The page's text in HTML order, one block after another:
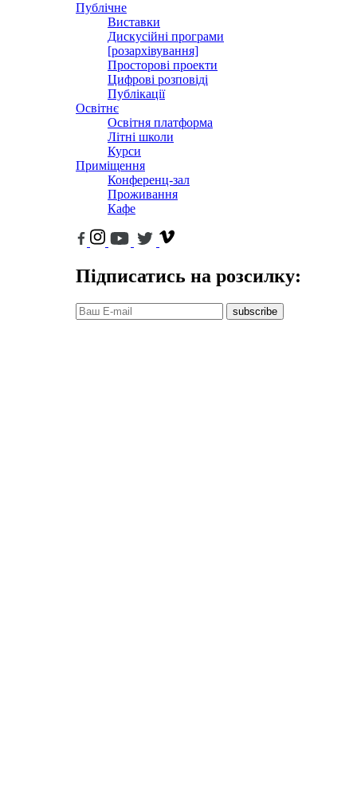
Публічне
Виставки
Дискусійні програми
[розархівування]
Просторові проекти
Цифрові розповіді
Публікації
Освітнє
Освітня платформа
Літні школи
Курси
Приміщення
Конференц-зал
Проживання
Кафе
Підписатись на розсилку:
subscribe